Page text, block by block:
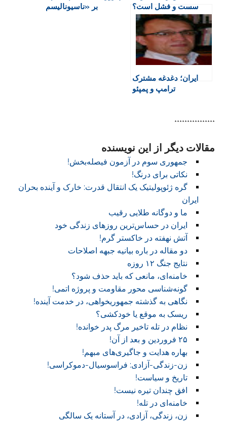
سست و فشل است؟
بر «ناسیونالیسم
ایران؛ دغدغه مشترک
ترامپ و پمپئو
****************
مقالات دیگر از این نویسنده
جمهوری سوم در آزمون فیصله‌بخش!
نکاتی برای درنگ!
گره ژئوپولیتیک یک انتقال قدرت: خارک و آینده بحران
ایران
ما و دوگانه طلایی رقیب
ایران در حساس‌ترین روزهای زندگی خود
آتش نهفته در خاکستر گرم!
دو مقاله در باره بیانیه جبهه اصلاحات
نتایج جنگ ۱۲ روزه
خامنه‌ای، مانعی که باید حذف شود؟
گونه‌شناسی محور مقاومت و پروژه اتمی!
نگاهی به گذشته جمهوریخواهی، در خدمت آینده!
ریسک به موقع یا خودکشی؟
نظام در تله تاخیر مرگ پدر خوانده!
۲۵ فروردین و بعد از آن!
بهاره هدایت و جاگیری‌های مبهم!
زن-زندگی-آزادی: فراسوسیال-دموکراسی!
تاریخ و سیاست!
افق چندان تیره نیست!
خامنه‌ای در تله!
زن، زندگی، آزادی، در آستانه یک سالگی